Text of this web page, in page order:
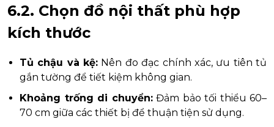
6.2. Chọn đồ nội thất phù hợp
kích thước
Tủ chậu và kệ: Nên đo đạc chính xác, ưu tiên tủ
gắn tường để tiết kiệm không gian.
Khoảng trống di chuyển:Đảm bảo tối thiểu 60–
70 cm giữa các thiết bị để thuận tiện sử dụng.